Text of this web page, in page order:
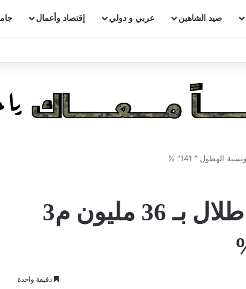
صيد الشاهين عربي و دولي إقتصاد وأعمال
الامطار تغذي سد الملك طلال بـ 36 مليون م3
دقيقة واحدة